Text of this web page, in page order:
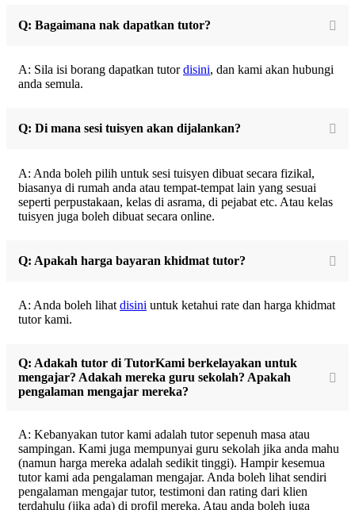
Q: Bagaimana nak dapatkan tutor?
A: Sila isi borang dapatkan tutordisini, dan kami akan hubungi
anda semula.
Q: Di mana sesi tuisyen akan dijalankan?
A: Anda boleh pilih untuk sesi tuisyen dibuat secara fizikal,
biasanya di rumah anda atau tempat-tempat lain yang sesuai
seperti perpustakaan, kelas di asrama, di pejabat etc. Atau kelas
tuisyen juga boleh dibuat secara online.
Q: Apakah harga bayaran khidmat tutor?
A: Anda boleh lihat disini untuk ketahui rate dan harga khidmat
tutor kami.
Q: Adakah tutor di TutorKami berkelayakan untuk
mengajar? Adakah mereka guru sekolah? Apakah
pengalaman mengajar mereka?
A: Kebanyakan tutor kami adalah tutor sepenuh masa atau
sampingan. Kami juga mempunyai guru sekolah jika anda mahu
(namun harga mereka adalah sedikit tinggi). Hampir kesemua
tutor kami ada pengalaman mengajar. Anda boleh lihat sendiri
pengalaman mengajar tutor, testimoni dan rating dari klien
terdahulu (jika ada) di profil mereka. Atau anda boleh juga